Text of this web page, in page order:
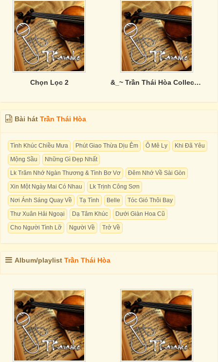
Chọn Lọc 2 &_~ Trần Thái Hòa CollectionzZz ~_&
Bài hát Trần Thái Hòa
Tình Khúc Chiều Mưa Phút Giao Thừa Dịu Êm Ô Mê Ly
Khi Đã Yêu
Mộng Sầu
Những Gì Đẹp Nhất
Lk Trăm Nhớ Ngàn Thương & Tình Bơ Vơ
Đêm Nhớ Về Sài Gòn
Xin Một Ngày Mai Có Nhau
Lk Trịnh Công Sơn
Nơi Ánh Sáng Quay Về
Tạ Tình Belle
Tóc Gió Thôi Bay
Thư Xuân Hải Ngoại
Dạ Tâm Khúc
Dưới Giàn Hoa Cũ
Cho Người Tình Lỡ
Người Về Trở Về
Album/playlist Trần Thái Hòa